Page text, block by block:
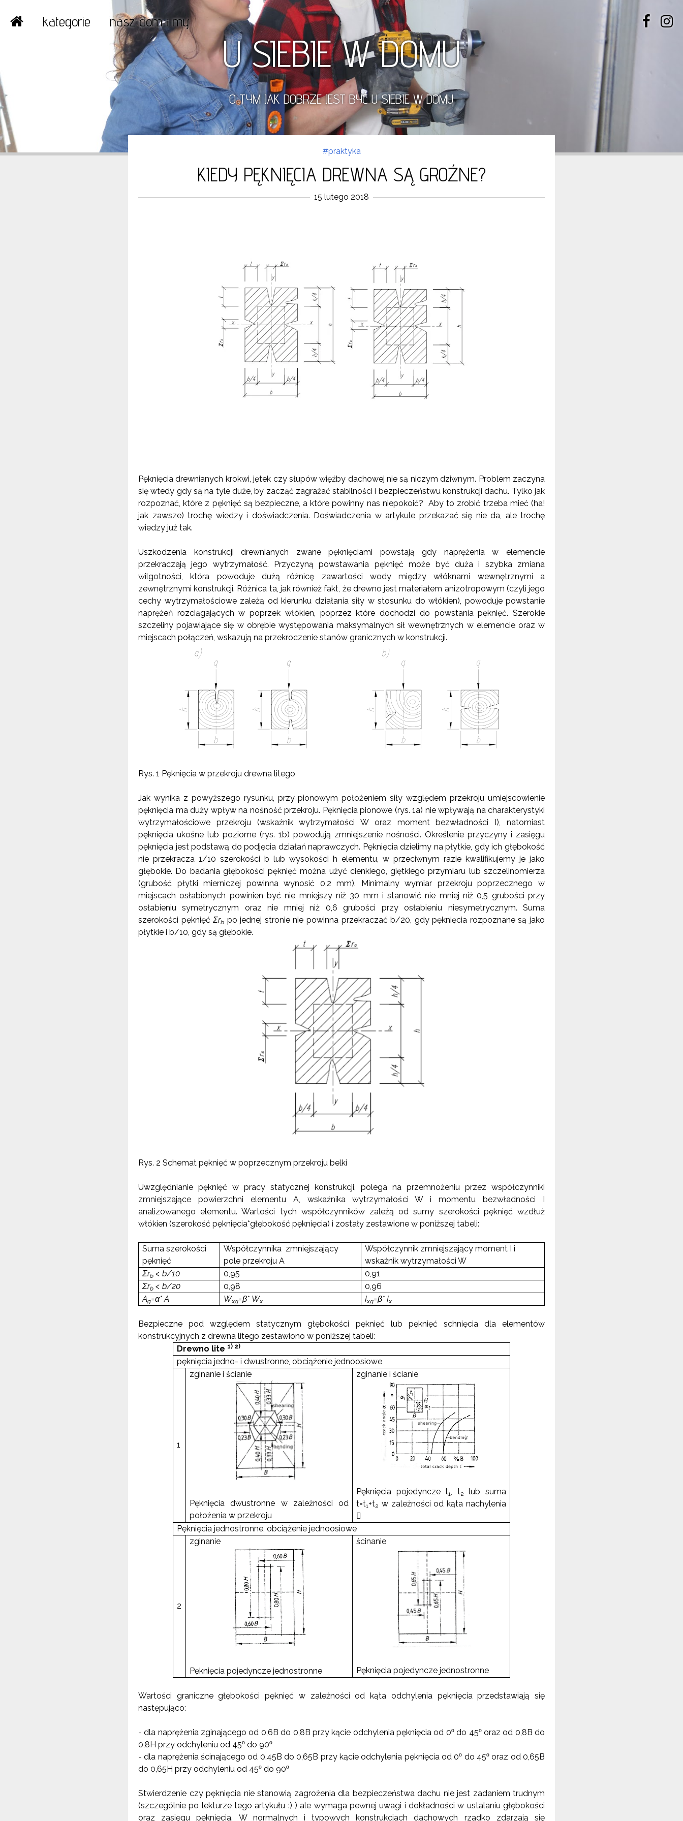
U SIEBIE W DOMU
O TYM JAK DOBRZE JEST BYĆ U SIEBIE W DOMU
kategorie nasz dom i my
#praktyka
KIEDY PĘKNIĘCIA DREWNA SĄ GROŹNE?
15 lutego 2018
Pęknięcia drewnianych krokwi, jętek czy słupów więźby dachowej nie są niczym dziwnym. Problem zaczyna
się wtedy gdy są na tyle duże, by zacząć zagrażać stabilności i bezpieczeństwu konstrukcji dachu. Tylko jak
rozpoznać, które z pęknięć są bezpieczne, a które powinny nas niepokoić? Aby to zrobić trzeba mieć (ha!
jak zawsze) trochę wiedzy i doświadczenia. Doświadczenia w artykule przekazać się nie da, ale trochę
wiedzy już tak.
Uszkodzenia konstrukcji drewnianych zwane pęknięciami powstają gdy naprężenia w elemencie
przekraczają jego wytrzymałość. Przyczyną powstawania pęknięć może być duża i szybka zmiana
wilgotności, która powoduje dużą różnicę zawartości wody między włóknami wewnętrznymi a
zewnętrznymi konstrukcji. Różnica ta, jak również fakt, że drewno jest materiałem anizotropowym (czyli jego
cechy wytrzymałościowe zależą od kierunku działania siły w stosunku do włókien), powoduje powstanie
naprężeń rozciągających w poprzek włókien, poprzez które dochodzi do powstania pęknięć. Szerokie
szczeliny pojawiające się w obrębie występowania maksymalnych sił wewnętrznych w elemencie oraz w
miejscach połączeń, wskazują na przekroczenie stanów granicznych w konstrukcji.
Rys. 1 Pęknięcia w przekroju drewna litego
Jak wynika z powyższego rysunku, przy pionowym położeniem siły względem przekroju umiejscowienie
pęknięcia ma duży wpływ na nośność przekroju. Pęknięcia pionowe (rys. 1a) nie wpływają na charakterystyki
wytrzymałościowe przekroju (wskaźnik wytrzymałości W oraz moment bezwładności I), natomiast
pęknięcia ukośne lub poziome (rys. 1b) powodują zmniejszenie nośności. Określenie przyczyny i zasięgu
pęknięcia jest podstawą do podjęcia działań naprawczych. Pęknięcia dzielimy na płytkie, gdy ich głębokość
nie przekracza 1/10 szerokości b lub wysokości h elementu, w przeciwnym razie kwalifikujemy je jako
głębokie. Do badania głębokości pęknięć można użyć cienkiego, giętkiego przymiaru lub szczelinomierza
(grubość płytki mierniczej powinna wynosić 0,2 mm). Minimalny wymiar przekroju poprzecznego w
miejscach osłabionych powinien być nie mniejszy niż 30 mm i stanowić nie mniej niż 0,5 grubości przy
osłabieniu symetrycznym oraz nie mniej niż 0,6 grubości przy osłabieniu niesymetrycznym. Suma
szerokości pęknięćΣrb po jednej stronie nie powinna przekraczać b/20, gdy pęknięcia rozpoznane są jako
płytkie i b/10, gdy są głębokie.
Rys. 2 Schemat pęknięć w poprzecznym przekroju belki
Uwzględnianie pęknięć w pracy statycznej konstrukcji, polega na przemnożeniu przez współczynniki
zmniejszające powierzchni elementu A, wskaźnika wytrzymałości W i momentu bezwładności I
analizowanego elementu. Wartości tych współczynników zależą od sumy szerokości pęknięć wzdłuż
włókien (szerokość pęknięcia*głębokość pęknięcia) i zostały zestawione w poniższej tabeli:
Suma szerokości
pęknięć
Współczynnika zmniejszający
pole przekroju A
Współczynnik zmniejszający moment I i
wskaźnik wytrzymałości W
Σrb < b/10 0,95
0,91
Σrb < b/20 0,98
0,96
Ag=α* A Wxg=β* Wx Ixg=β* Ix
Bezpieczne pod względem statycznym głębokości pęknięć lub pęknięć schnięcia dla elementów
konstrukcyjnych z drewna litego zestawiono w poniższej tabeli:
Drewno lite 1) 2)
pęknięcia jedno- i dwustronne, obciążenie jednoosiowe
1
zginanie i ścianie
Pęknięcia dwustronne w zależności od
położenia w przekroju
zginanie i ścianie
Pęknięcia pojedyncze t1, t2
lub suma
t=t1+t2 w zależności od kąta nachylenia

Pęknięcia jednostronne, obciążenie jednoosiowe
2
zginanie
Pęknięcia pojedyncze jednostronne
ścinanie
Pęknięcia pojedyncze jednostronne
Wartości graniczne głębokości pęknięć w zależności od kąta odchylenia pęknięcia przedstawiają się
następująco:
- dla naprężenia zginającego od 0,6B do 0,8B przy kącie odchylenia pęknięcia od 0odo 45ooraz od 0,8B do
0,8H przy odchyleniu od 45o do 90o
-dla naprężenia ścinającego od 0,45B do 0,65B przy kącie odchylenia pęknięcia od 0o do 45o oraz od 0,65B
do 0,65H przy odchyleniu od 45o do 90o
Stwierdzenie czy pęknięcia nie stanowią zagrożenia dla bezpieczeństwa dachu nie jest zadaniem trudnym
(szczególnie po lekturze tego artykułu :) ) ale wymaga pewnej uwagi i dokładności w ustalaniu głębokości
oraz zasięgu pęknięcia. W normalnych i typowych konstrukcjach dachowych rzadko zdarzają się